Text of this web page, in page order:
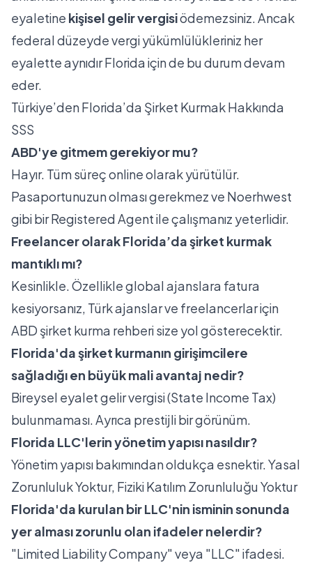
eyaletine kişisel gelir vergisiödemezsiniz. Ancak
federal düzeyde vergi yükümlülükleriniz her
eyalette aynıdır Florida için de bu durum devam
eder.
Türkiye’den Florida’da Şirket Kurmak Hakkında
SSS
ABD'ye gitmem gerekiyor mu?
Hayır. Tüm süreç online olarak yürütülür.
Pasaportunuzun olması gerekmez ve Noerhwest
gibi bir Registered Agent ile çalışmanız yeterlidir.
Freelancer olarak Florida’da şirket kurmak
mantıklı mı?
Kesinlikle. Özellikle global ajanslara fatura
kesiyorsanız, Türk ajanslar ve freelancerlar için
ABD şirket kurma rehberisize yol gösterecektir.
Florida'da şirket kurmanın girişimcilere
sağladığı en büyük mali avantaj nedir?
Bireysel eyalet gelir vergisi (State Income Tax)
bulunmaması. Ayrıca prestijli bir görünüm.
Florida LLC'lerin yönetim yapısı nasıldır?
Yönetim yapısı bakımından oldukça esnektir. Yasal
Zorunluluk Yoktur, Fiziki Katılım Zorunluluğu Yoktur
Florida'da kurulan bir LLC'nin isminin sonunda
yer alması zorunlu olan ifadeler nelerdir?
"Limited Liability Company" veya "LLC" ifadesi.